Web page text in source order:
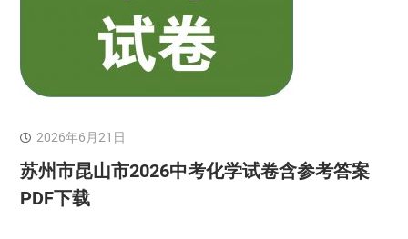
2026年6月21日
苏州市昆山市2026中考化学试卷含参考答案
PDF下载